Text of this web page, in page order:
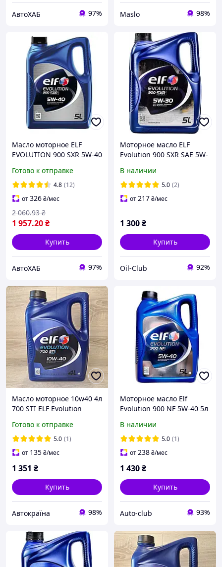
АвтоХАБ 97% Maslo 98%
Масло моторное ELF
EVOLUTION 900 SXR 5W-40
Готово к отправке
4.8 (12)
от326₴/мес
1 957.20₴
2 060.93 ₴
Купить
АвтоХАБ 97%
Моторное масло ELF
Evolution 900 SXR SAE 5W-
В наличии
5.0 (2)
от217₴/мес
1 300₴
Купить
Oil-Club 92%
Масло моторное 10w40 4л
700 STI ELF Evolution
Готово к отправке
5.0 (1)
от 135₴/мес
1 351 ₴
Купить
Автокраїна 98%
Моторное масло Elf
Evolution 900 NF 5W-40 5л
В наличии
5.0 (1)
от238₴/мес
1 430₴
Купить
Auto-club 93%